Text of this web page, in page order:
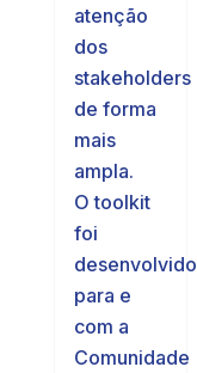
atenção
dos
stakeholders
de forma
mais
ampla.
O toolkit
foi
desenvolvido
para e
com a
Comunidade